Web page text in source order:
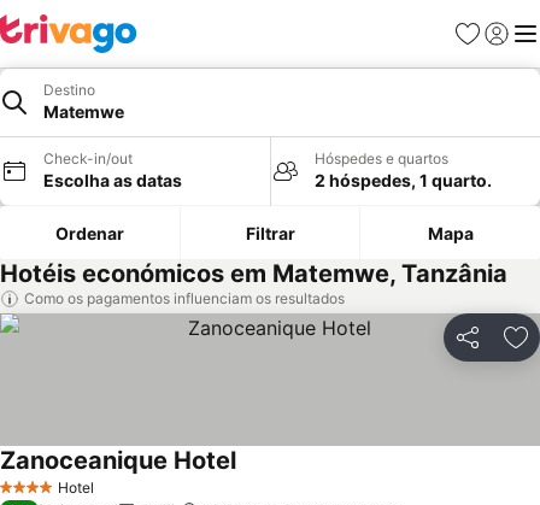
Favoritos
Iniciar
Destino
Matemwe
Check-in/out
Escolha as datas
Hóspedes e quartos
2 hóspedes, 1 quarto.
Ordenar Filtrar Mapa
Hotéis económicos em Matemwe, Tanzânia
Como os pagamentos influenciam os resultados
Partilhar
4 EstrelasHotel
Zanoceanique HotelVer preços